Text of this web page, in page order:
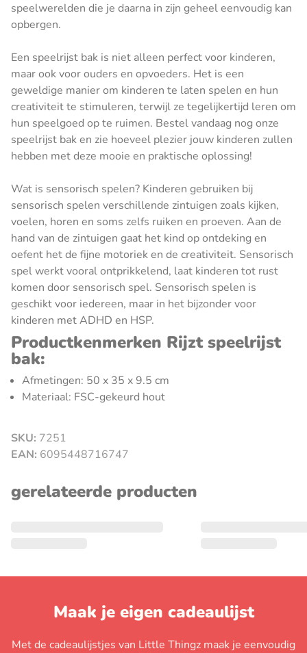
speelwerelden die je daarna in zijn geheel eenvoudig kan
opbergen.
Een speelrijst bak is niet alleen perfect voor kinderen,
maar ook voor ouders en opvoeders. Het is een
geweldige manier om kinderen te laten spelen en hun
creativiteit te stimuleren, terwijl ze tegelijkertijd leren om
hun speelgoed op te ruimen. Bestel vandaag nog onze
speelrijst bak en zie hoeveel plezier jouw kinderen zullen
hebben met deze mooie en praktische oplossing!
Wat is sensorisch spelen? Kinderen gebruiken bij
sensorisch spelen verschillende zintuigen zoals kijken,
voelen, horen en soms zelfs ruiken en proeven. Aan de
hand van de zintuigen gaat het kind op ontdeking en
oefent het de fijne motoriek en de creativiteit. Sensorisch
spel werkt vooral ontprikkelend, laat kinderen tot rust
komen door sensorisch spel. Sensorisch spelen is
geschikt voor iedereen, maar in het bijzonder voor
kinderen met ADHD en HSP.
Productkenmerken Rijzt speelrijst
bak:
Afmetingen: 50 x 35 x 9.5 cm
Materiaal: FSC-gekeurd hout
SKU: 7251
EAN: 6095448716747
gerelateerde producten
Maak je eigen cadeaulijst
Met de cadeaulijstjes van Little Thingz maak je eenvoudig